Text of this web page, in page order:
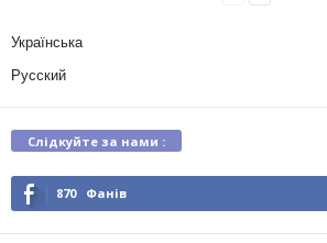
Українська
Русский
Слідкуйте за нами :
870 Фанів